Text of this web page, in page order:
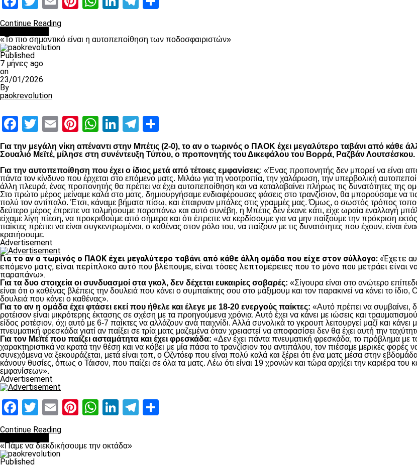
Continue Reading
«Το πιο σημαντικό είναι η αυτοπεποίθηση των ποδοσφαιριστών»
Published
7 μήνες ago
on
23/01/2026
By
paokrevolution
Facebook
Twitter
EmailPinterest
WhatsApp
LinkedIn
Telegram
Για την μεγάλη νίκη απέναντι στην Μπέτις (2-0), το αν ο τωρινός ο ΠΑΟΚ έχει μεγαλύτερο ταβάνι από κάθε
Σουαλιό Μεϊτέ, μίλησε στη συνέντευξη Τύπου, ο προπονητής του Δικεφάλου του Βορρά, Ραζβάν Λουτσέσκου.
Για την αυτοπεποίθηση που έχει ο ίδιος μετά από τέτοιες εμφανίσεις: «Ένας προπονητής δεν μπορεί να είναι
πάντα τον κίνδυνο που έρχεται στο επόμενο ματς. Μιλάω για τη νοοτροπία, την χαλάρωση, την υπερβολική
άλλη πλευρά, ένας προπονητής θα πρέπει να έχει αυτοπεποίθηση και να καταλαβαίνει πλήρως τις δυνατότητες της
Στο πρώτο μέρος μείναμε καλά στο ματς, δημιουργήσαμε ενδιαφέρουσες φάσεις στο τρανζίσιον, θα μπορούσαμε να
πολύ τον αντίπαλο. Έτσι, κάναμε βήματα πίσω, και έπαιρναν μπάλες στις γραμμές μας. Όμως, ο σωστός τρόπος
δεύτερο μέρος έπρεπε να τολμήσουμε παραπάνω και αυτό συνέβη, η Μπέτις δεν έκανε κάτι, είχε ωραία εναλλαγή
είχαμε λίγη πίεση, να προκριθούμε από σήμερα και ότι έπρεπε να κερδίσουμε για να μην παίξουμε την πρόκριση
παίκτες πρέπει να είναι συγκεντρωμένοι, ο καθένας στον ρόλο του, να παίζουν με τις δυνατότητες που έχουν, είναι
κρατήσουμε.
Advertisement
Για το αν ο τωρινός ο ΠΑΟΚ έχει μεγαλύτερο ταβάνι από κάθε άλλη ομάδα που είχε στον σύλλογο: «Έχετε
επόμενο ματς, είναι περίπλοκο αυτό που βλέπουμε, είναι τόσες λεπτομέρειες που το μόνο που μετράει είναι
παραπάνω».
Για τα δυο στοιχεία οι συνδυασμοί στα γκολ, δεν δέχεται ευκαιρίες σοβαρές: «Σίγουρα είναι στο ανώτερο
είναι ότι ο καθένας βλέπεις την δουλειά που κάνει ο συμπαίκτης σου στο μάξιμουμ και τον παρακινεί να κάνει το
δουλειά που κάνει ο καθένας».
Για το αν η ομάδα έχει φτάσει εκεί που ήθελε και έλεγε με 18-20 ενεργούς παίκτες: «Αυτό πρέπει να συμβαίνει,
ροτέισον είναι μικρότερης έκτασης σε σχέση με τα προηγούμενα χρόνια. Αυτό έχει να κάνει με ιώσεις και
είδος ροτέσιον, όχι αυτό με 6-7 παίκτες να αλλάζουν ανά παιχνίδι. Αλλά συνολικά το γκρουπ λειτουργεί μαζί και
πνευματική φρεσκάδα γιατί αν παίξει σε τρία ματς μαζεμένα όταν χρειαστεί να αποφασίσει δεν θα έχει αυτή την
Για τον Μεϊτέ που παίζει ασταμάτητα και έχει φρεσκάδα: «Δεν έχει πάντα πνευματική φρεσκάδα, το πρόβλημα με
χαρακτηριστικά να κρατά την θέση και να κόβει με μία πάσα το τρανζίσιον του αντιπάλου, τον πιέσαμε μερικές
συνεχόμενα να ξεκουράζεται, μετά είναι τοπ, ο Οζντόεφ που είναι πολύ καλά και ξέρει ότι ένα ματς μέσα στην
κάνουν θυσίες, όπως ο Τάισον, που παίζει σε όλα τα ματς. Λέω ότι είναι 19 χρονών και τώρα αρχίζει την καριέρα
εμφανίσεων».
Advertisement
Facebook
Twitter
EmailPinterest
WhatsApp
LinkedIn
Telegram
Continue Reading
«Πάμε να διεκδικήσουμε την οκτάδα»
Published